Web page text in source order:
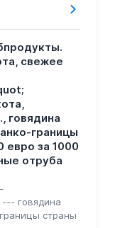
свежее
говядина
границы
евро за 1000
отруба
говядина
страны